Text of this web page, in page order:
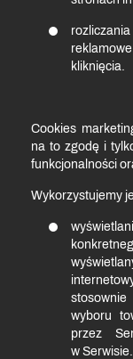
kliknięcia.
Cookies
na to zgodę i
funkcjonalności
Wykorzystujemy
wyboru
przez
w Serwisie.